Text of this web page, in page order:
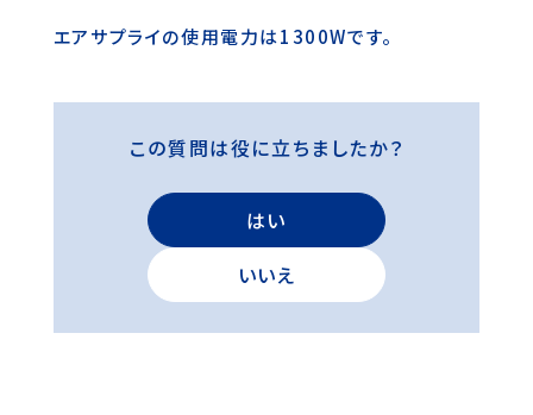
エアサプライの使用電力は1300Wです。
この質問は役に立ちましたか？
はい
いいえ